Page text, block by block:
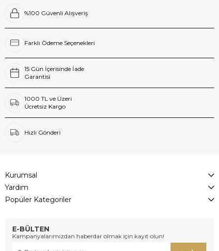
%100 Güvenli Alışveriş
Farklı Ödeme Seçenekleri
15 Gün İçerisinde İade
Garantisi
1000 TL ve Üzeri
Ücretsiz Kargo
Hızlı Gönderi
Kurumsal
Yardım
Popüler Kategoriler
E-BÜLTEN
Kampanyalarımızdan haberdar olmak için kayıt olun!